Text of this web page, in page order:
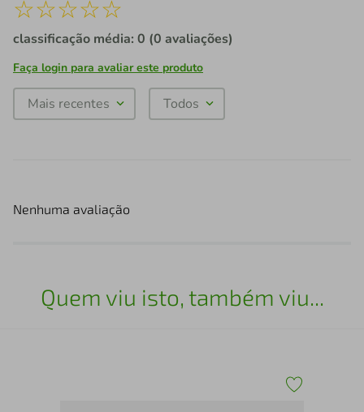
☆☆☆☆☆
classificação média: 0 (0 avaliações)
Faça login para avaliar este produto
Mais recentes Todos
Nenhuma avaliação
Quem viu isto, também viu...